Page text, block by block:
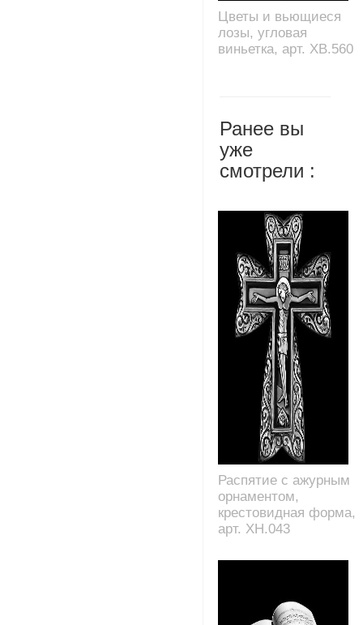
Цветы и вьющиеся
лозы, угловая
виньетка, арт. XB.560
Ранее вы
уже
смотрели :
Распятие с ажурным
орнаментом,
крестовидная форма,
арт. XH.043